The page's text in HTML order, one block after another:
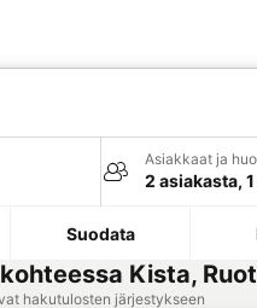
Asiakkaat ja
2 asiakasta,
Suodata
Kista,
hakutulosten järjestykseen